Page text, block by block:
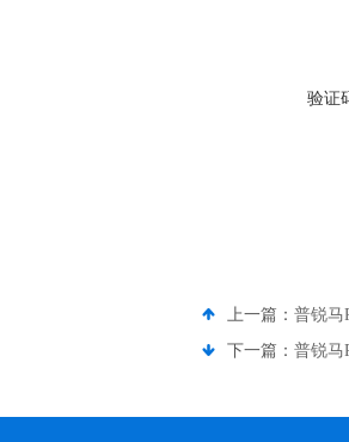
验证
上一篇： 普锐马
下一篇： 普锐马